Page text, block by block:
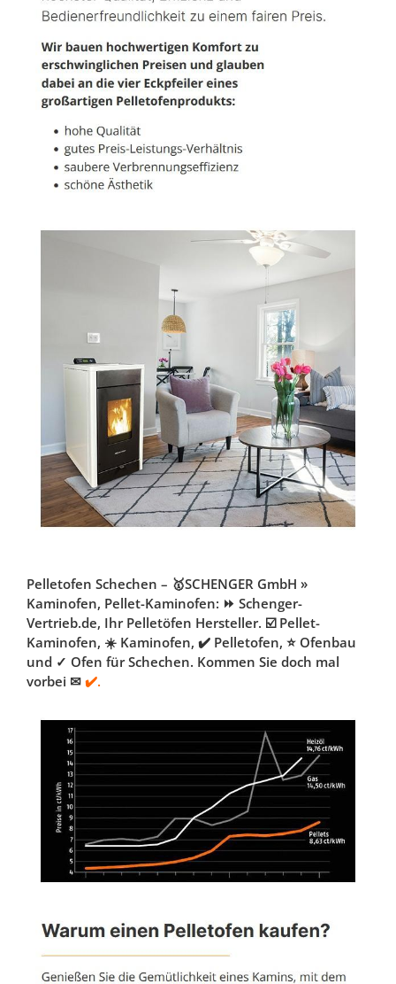
Pelletofen Schechen – 🥇SCHENGER GmbH »
Kaminofen, Pellet-Kaminofen: ⏩ Schenger-
Vertrieb.de, Ihr Pelletöfen Hersteller. ☑️ Pellet-
Kaminofen, ☀️ Kaminofen, ✔️ Pelletofen, ⭐ Ofenbau
und ✓ Ofen für Schechen. Kommen Sie doch mal
vorbei ✉ ✔️.